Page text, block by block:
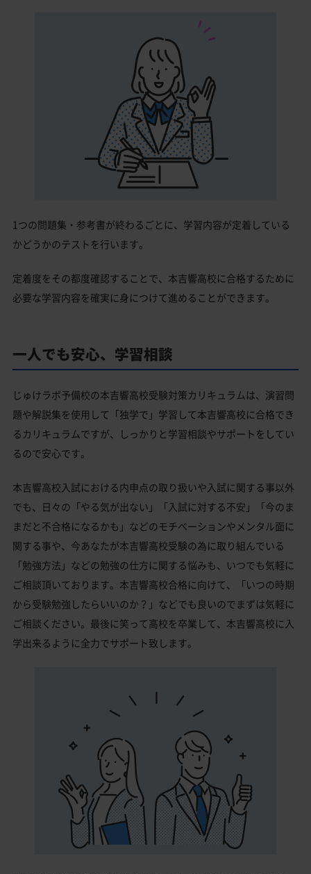
1つの問題集・参考書が終わるごとに、学習内容が定着している
かどうかのテストを行います。
定着度をその都度確認することで、本吉響高校に合格するために
必要な学習内容を確実に身につけて進めることができます。
一人でも安心、学習相談
じゅけラボ予備校の本吉響高校受験対策カリキュラムは、演習問
題や解説集を使用して「独学で」学習して本吉響高校に合格でき
るカリキュラムですが、しっかりと学習相談やサポートをしてい
るので安心です。
本吉響高校入試における内申点の取り扱いや入試に関する事以外
でも、日々の「やる気が出ない」「入試に対する不安」「今のま
まだと不合格になるかも」などのモチベーションやメンタル面に
関する事や、今あなたが本吉響高校受験の為に取り組んでいる
「勉強方法」などの勉強の仕方に関する悩みも、いつでも気軽に
ご相談頂いております。本吉響高校合格に向けて、「いつの時期
から受験勉強したらいいのか？」などでも良いのでまずは気軽に
ご相談ください。最後に笑って高校を卒業して、本吉響高校に入
学出来るように全力でサポート致します。